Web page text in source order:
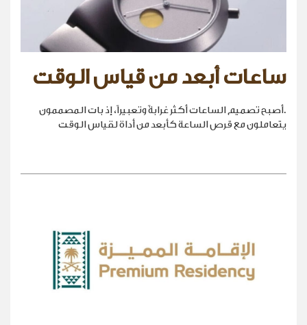
ساعات أبعد من قياس الوقت
.أصبح تصميم الساعات أكثر غرابةً وتعبيراً، إذ بات المصممون
يتعاملون مع قرص الساعة كأبعد من أداة لقياس الوقت